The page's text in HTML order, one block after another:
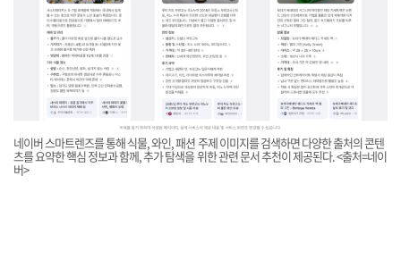
네이버 스마트렌즈를 통해 식물, 와인, 패션 주제 이미지를 검색하면 다양한 출처의 콘텐
츠를 요약한 핵심 정보과 함께, 추가 탐색을 위한 관련 문서 추천이 제공된다. <출처=네이
버>